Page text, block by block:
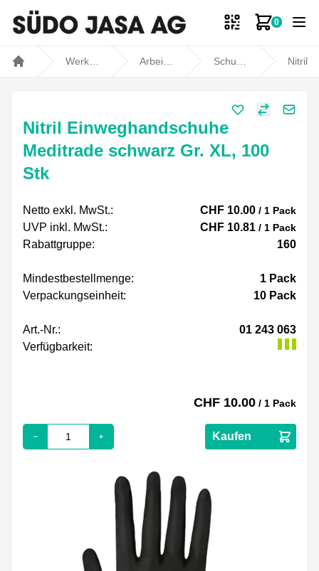
0
Zum
Nitril Einweghandschuhe
Meditrade schwarz Gr. XL, 100
Stk
Netto exkl. MwSt.: CHF 10.00 / 1 Pack
UVP inkl. MwSt.: CHF 10.81 / 1 Pack
Rabattgruppe: 160
Mindestbestellmenge: 1 Pack
Verpackungseinheit:
10 Pack
Art.-Nr.:
01 243 063
Verfügbarkeit:
CHF 10.00 / 1 Pack
Kaufen